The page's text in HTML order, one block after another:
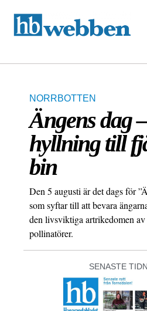
NORRBOTTEN
Ängens dag
hyllning till
bin
Den 5 augusti är det dags för
som syftar till att bevara
den livsviktiga artrikedomen
pollinatörer.
SENASTE